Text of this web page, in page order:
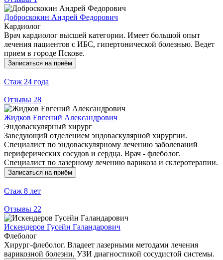
Доброскокин Андрей Федорович
Кардиолог
Врач кардиолог высшей категории. Имеет большой опыт
лечения пациентов с ИБС, гипертонической болезнью. Ведет
прием в городе Пскове.
Записаться на приём
Стаж 24 года
Отзывы 28
Жидков Евгений Александрович
Эндоваскулярный хирург
Заведующий отделением эндоваскулярной хирургии.
Специалист по эндоваскулярному лечению заболеваний
периферических сосудов и сердца. Врач - флеболог.
Специалист по лазерному лечению варикоза и склеротерапии.
Записаться на приём
Стаж 8 лет
Отзывы 22
Искендеров Гусейн Галандарович
Флеболог
Хирург-флеболог. Владеет лазерными методами лечения
варикозной болезни, УЗИ диагностикой сосудистой системы.